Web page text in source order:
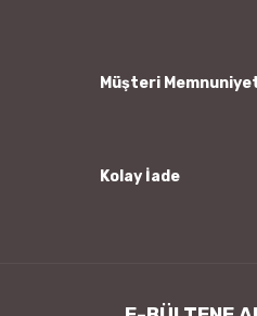
Müşteri
Kolay İade